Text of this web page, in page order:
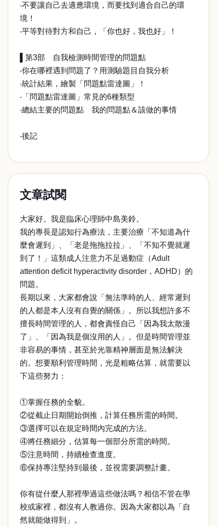
‧不要讓自己去適應環境，而要找到適合自己的環
境！
‧平等對待對方和自己，「你也好，我也好」！
▌第3部 自我檢測時間管理的問題點
‧你在哪裡遇到問題了？用測驗題目自我分析
‧統計結果，繪製「問題點雷達圖」！
‧「問題點雷達圖」常見的6種類型
‧總結主要的問題點 我的問題點＆該做的事情
‧後記
文章試閱
大家好。我是臨床心理師中島美鈴。
我的專長是認知行為療法，主要治療「不知道為什
麼會遲到」、「老是拖拖拉拉」、「不知不覺就遲
到了！」這類成人注意力不足過動症（Adult
attention deficit hyperactivity disorder，ADHD）的
問題。
長期以來，大家都會說「無法準時的人、經常遲到
的人都是本人沒有自覺的關係」。所以我想許多不
擅長時間管理的人，都會責怪自己「因為我太散漫
了」、「因為我是個沒用的人」。但是時間管理並
非容易的事情，甚至於光靠精神層面是無法解決
的。想要順利管理時間，光是粗略估算，就需要以
下這些努力：
①掌握任務的全貌。
②從截止日期開始倒推，計算任務所需的時間。
③選擇可以在規定時間內完成的方法。
④將任務細分，估算每一個部分所需的時間。
⑤注意時間，持續檢查進度。
⑥保持專注堅持到最後，並視需要調整計畫。
你有從什麼人那裡學過這些做法嗎？相信不管在學
校或家裡，都沒有人教過你。因為大家都以為「自
然就能做得到」。